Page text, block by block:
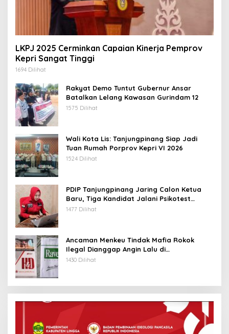
LKPJ 2025 Cerminkan Capaian Kinerja Pemprov
Kepri Sangat Tinggi
1694 Dilihat
Rakyat Demo Tuntut Gubernur Ansar
Batalkan Lelang Kawasan Gurindam 12
1575 Dilihat
Wali Kota Lis: Tanjungpinang Siap Jadi
Tuan Rumah Porprov Kepri VI 2026
1524 Dilihat
PDIP Tanjungpinang Jaring Calon Ketua
Baru, Tiga Kandidat Jalani Psikotest
Daring
1477 Dilihat
Ancaman Menkeu Tindak Mafia Rokok
Ilegal Dianggap Angin Lalu di
Tanjungpinang
1430 Dilihat